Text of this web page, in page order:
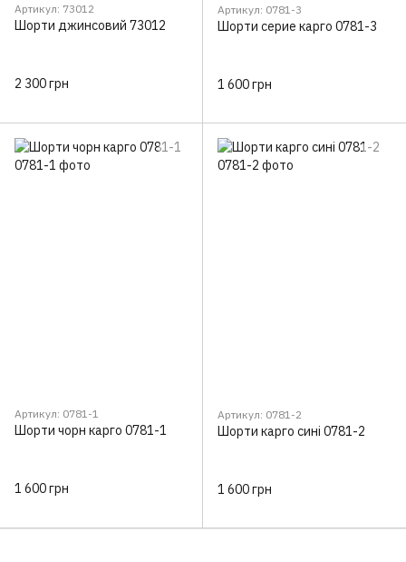
Артикул: 73012
Шорти джинсовий 73012
2 300 грн
Артикул: 0781-3
Шорти серие карго 0781-3
1 600 грн
Артикул: 0781-1
Шорти чорн карго 0781-1
1 600 грн
Артикул: 0781-2
Шорти карго сині 0781-2
1 600 грн